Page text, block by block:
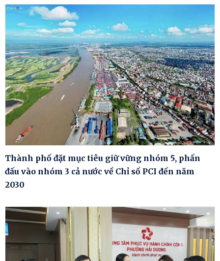
Thành phố đặt mục tiêu giữ vững nhóm 5, phấn
đấu vào nhóm 3 cả nước về Chỉ số PCI đến năm
2030